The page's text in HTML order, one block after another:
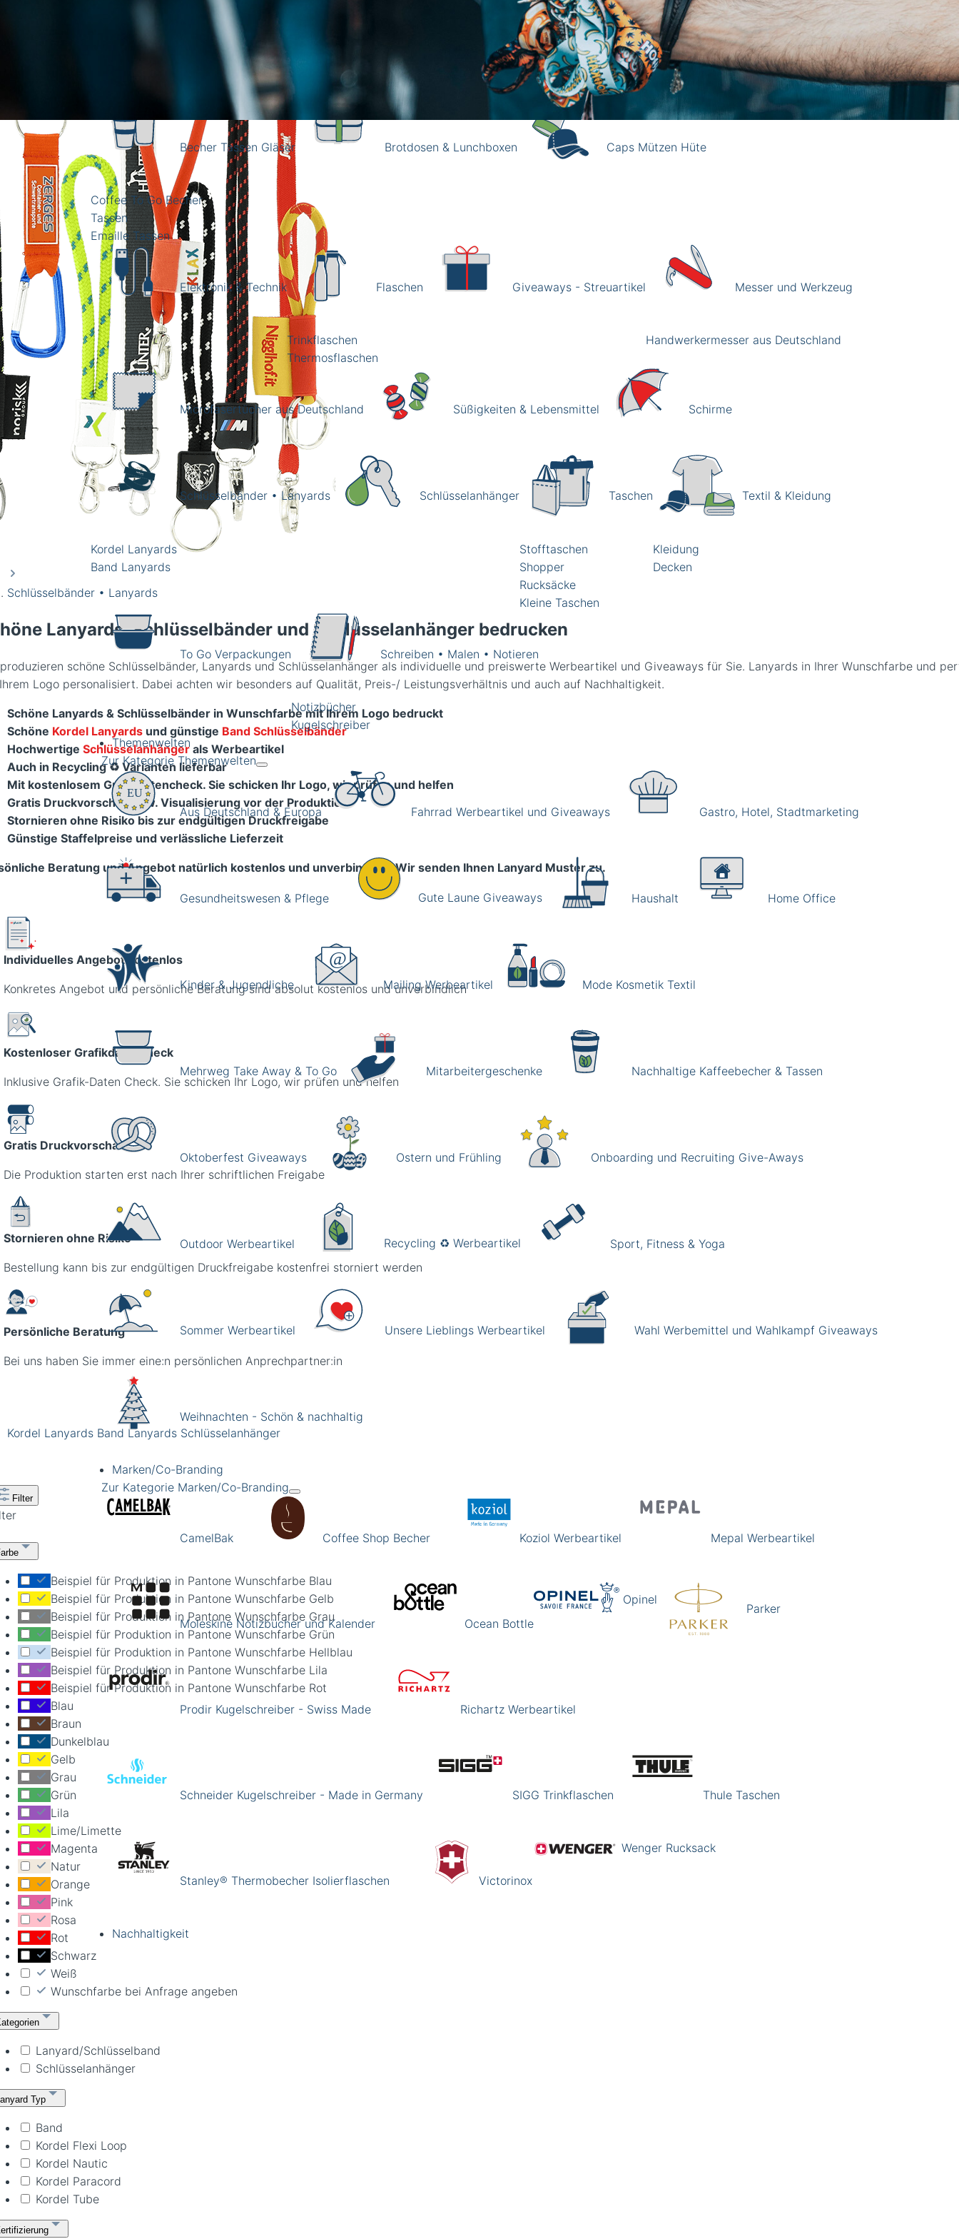
Warenkorb enthält 0 Positionen. Der Gesamtwert beträgt 0,00 €.
Zur Kategorie Werbeartikel
Becher Tassen Gläser
Coffee To Go Becher
Tassen
Emaille Tassen
Brotdosen & Lunchboxen Caps Mützen Hüte
Elektronik & Technik Flaschen
Trinkflaschen
Thermosflaschen
Giveaways - Streuartikel Messer und Werkzeug
Handwerkermesser aus Deutschland
Microfasertücher aus Deutschland Süßigkeiten & Lebensmittel Schirme
Schlüsselbänder • Lanyards
Kordel Lanyards
Band Lanyards
Schlüsselanhänger Taschen
Stofftaschen
Shopper
Rucksäcke
Kleine Taschen
Textil & Kleidung
Kleidung
Decken
To Go Verpackungen Schreiben • Malen • Notieren
Notizbücher
Kugelschreiber
Themenwelten
Zur Kategorie Themenwelten
Aus Deutschland & Europa Fahrrad Werbeartikel und Giveaways Gastro, Hotel, Stadtmarketing
Gesundheitswesen & Pflege Gute Laune Giveaways Haushalt Home Office
Kinder & Jugendliche Mailing Werbeartikel Mode Kosmetik Textil
Mehrweg Take Away & To Go Mitarbeitergeschenke Nachhaltige Kaffeebecher & Tassen
Oktoberfest Giveaways Ostern und Frühling Onboarding und Recruiting Give-Aways
Outdoor Werbeartikel Recycling ♻️ Werbeartikel Sport, Fitness & Yoga
Sommer Werbeartikel Unsere Lieblings Werbeartikel Wahl Werbemittel und Wahlkampf Giveaways
Weihnachten - Schön & nachhaltig
Marken/Co-Branding
Zur Kategorie Marken/Co-Branding
CamelBak Coffee Shop Becher Koziol Werbeartikel Mepal Werbeartikel
Moleskine Notizbücher und Kalender Ocean Bottle
Opinel
Parker
Prodir Kugelschreiber - Swiss Made Richartz Werbeartikel
Schneider Kugelschreiber - Made in Germany SIGG Trinkflaschen Thule Taschen
Stanley® Thermobecher Isolierflaschen Victorinox
Wenger Rucksack
Nachhaltigkeit
Schlüsselbänder • Lanyards
Lanyards, Schlüsselbänder und Schlüsselanhänger bedrucken
schöne Schlüsselbänder, Lanyards und Schlüsselanhänger als individuelle und preiswerte Werbeartikel und Giveaways für Sie. Lanyards in Ihrer Wunschfarbe und
Logo personalisiert. Dabei achten wir besonders auf Qualität, Preis-/ Leistungsverhältnis und auch auf Nachhaltigkeit.
Schöne Lanyards & Schlüsselbänder in Wunschfarbe mit Ihrem Logo bedruckt
Schöne Kordel Lanyards und günstige Band Schlüsselbänder
Hochwertige Schlüsselanhänger als Werbeartikel
Auch in Recycling ♻️ Varianten lieferbar
Mit kostenlosem Grafikdatencheck. Sie schicken Ihr Logo, wir prüfen und helfen
Gratis Druckvorschau bzw. Visualisierung vor der Produktion
Stornieren ohne Risiko bis zur endgültigen Druckfreigabe
Günstige Staffelpreise und verlässliche Lieferzeit
Beratung und Angebot natürlich kostenlos und unverbindlich.Wir senden Ihnen Lanyard Muster zu.
Individuelles Angebot kostenlos
Konkretes Angebot und persönliche Beratung sind absolut kostenlos und unverbindlich
Kostenloser Grafikdatencheck
Inklusive Grafik-Daten Check. Sie schicken Ihr Logo, wir prüfen und helfen
Gratis Druckvorschau
Die Produktion starten erst nach Ihrer schriftlichen Freigabe
Stornieren ohne Risiko
Bestellung kann bis zur endgültigen Druckfreigabe kostenfrei storniert werden
Persönliche Beratung
Bei uns haben Sie immer eine:n persönlichen Anprechpartner:in
Kordel Lanyards Band Lanyards Schlüsselanhänger
Filter
Beispiel für Produktion in Pantone Wunschfarbe Blau
Beispiel für Produktion in Pantone Wunschfarbe Gelb
Beispiel für Produktion in Pantone Wunschfarbe Grau
Beispiel für Produktion in Pantone Wunschfarbe Grün
Beispiel für Produktion in Pantone Wunschfarbe Hellblau
Beispiel für Produktion in Pantone Wunschfarbe Lila
Beispiel für Produktion in Pantone Wunschfarbe Rot
Blau
Braun
Dunkelblau
Gelb
Grau
Grün
Lila
Lime/Limette
Magenta
Natur
Orange
Pink
Rosa
Rot
Schwarz
Weiß
Wunschfarbe bei Anfrage angeben
Lanyard/Schlüsselband
Schlüsselanhänger
Typ
Band
Kordel Flexi Loop
Kordel Nautic
Kordel Paracord
Kordel Tube